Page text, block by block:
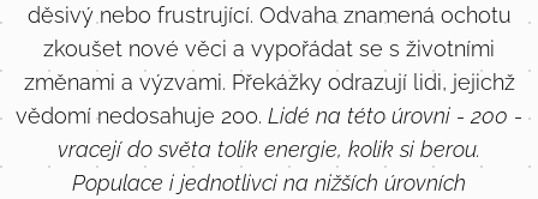
děsivý nebo frustrující. Odvaha znamená ochotu
zkoušet nové věci a vypořádat se s životními
změnami a výzvami. Překážky odrazují lidi, jejichž
vědomí nedosahuje 200. Lidé na této úrovni - 200 -
vracejí do světa tolik energie, kolik si berou.
Populace i jednotlivci na nižších úrovních